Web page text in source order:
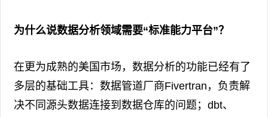
为什么说数据分析领域需要“标准能力平台”？
在更为成熟的美国市场，数据分析的功能已经有了
多层的基础工具：数据管道厂商Fivertran，负责解
决不同源头数据连接到数据仓库的问题；dbt、